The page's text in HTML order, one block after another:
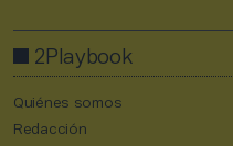
2Playbook
Quiénes somos
Redacción